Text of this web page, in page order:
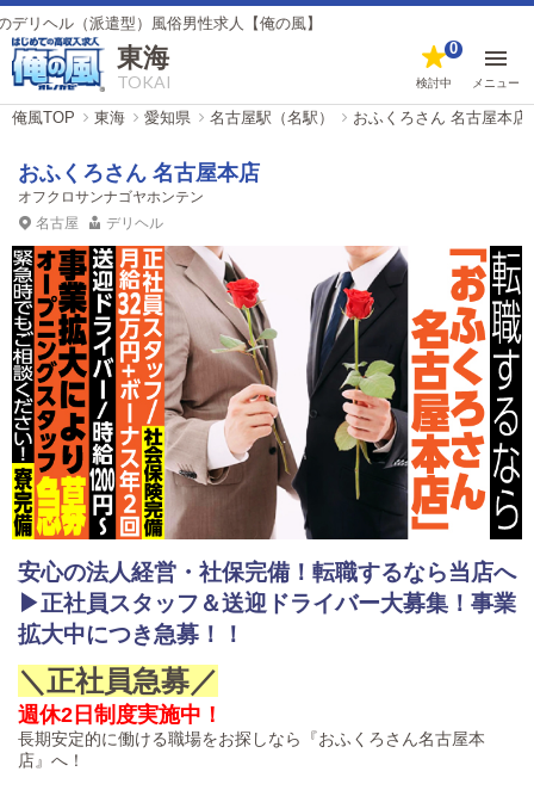
型）風俗男性求人【俺の風】
東海
TOKAI 検討中
0
メニュー
俺風TOP 東海 愛知県 名古屋駅（名駅） おふくろさん 名古屋本店
おふくろさん 名古屋本店
オフクロサンナゴヤホンテン
名古屋
デリヘル
安心の法人経営・社保完備！転職するなら当店へ
▶正社員スタッフ＆送迎ドライバー大募集！事業
拡大中につき急募！！
＼正社員急募／
週休2日制度実施中！
長期安定的に働ける職場をお探しなら『おふくろさん名古屋本
店』へ！